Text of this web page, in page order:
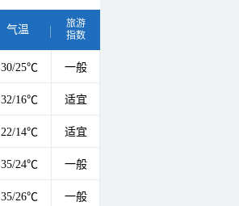
气温
旅游
指数
30/25℃ 一般
32/16℃ 适宜
22/14℃ 适宜
35/24℃ 一般
35/26℃ 一般